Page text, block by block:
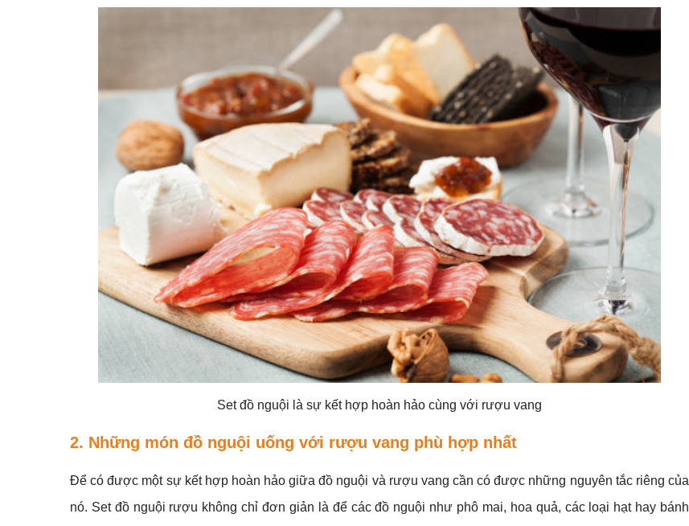
Set đồ nguội là sự kết hợp hoàn hảo cùng với rượu vang
2. Những món đồ nguội uống với rượu vang phù hợp nhất
Để có được một sự kết hợp hoàn hảo giữa đồ nguội và rượu vang cần có được những nguyên tắc riêng của
nó. Set đồ nguội rượu không chỉ đơn giản là để các đồ nguội như phô mai, hoa quả, các loại hạt hay bánh